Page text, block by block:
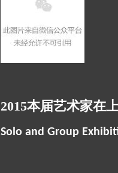
2015本届艺术家在
Solo and Group